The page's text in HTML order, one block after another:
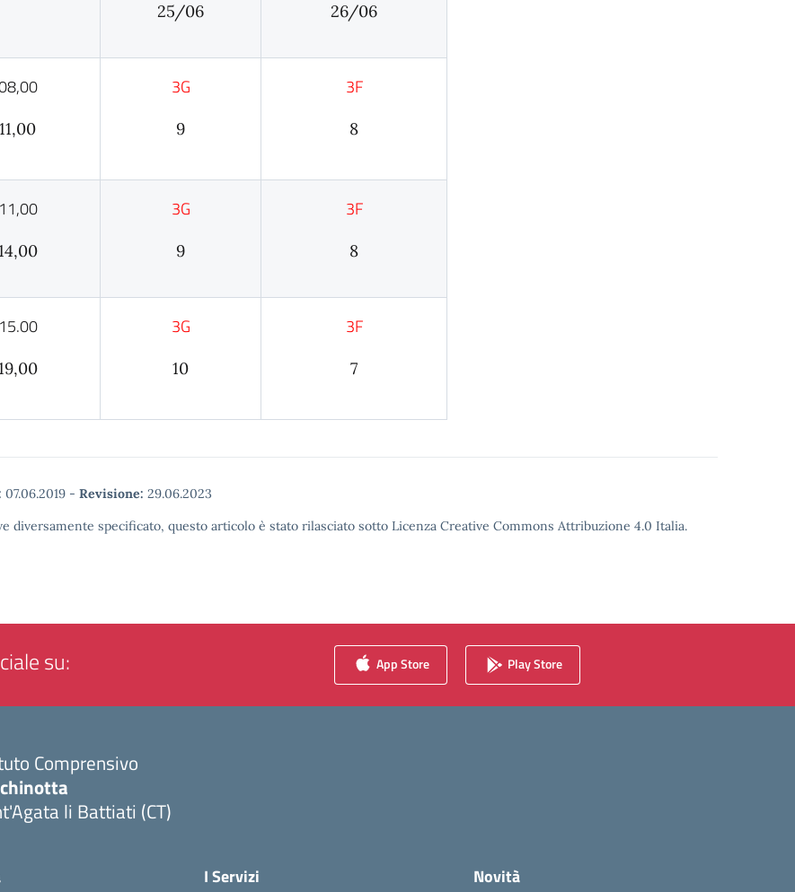
25/06 26/06
11,00
3G
9
3F
8
11,00 3G
9
3F
8
15.00 3G
10
3F
7
07.06.2019 - Revisione: 29.06.2023
diversamente specificato, questo articolo è stato rilasciato sotto Licenza Creative Commons Attribuzione 4.0 Italia.
su: App Store Play Store
Comprensivo
li Battiati (CT)
I Servizi Novità